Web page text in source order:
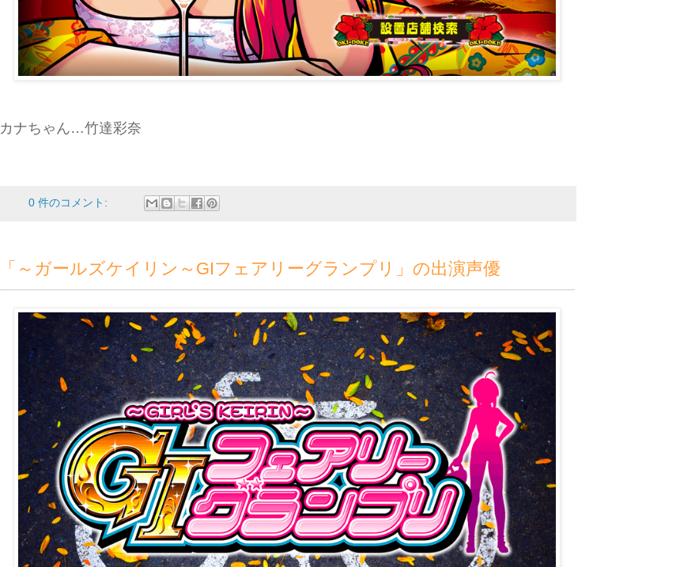
カナちゃん…竹達彩奈
0 件のコメント:
「～ガールズケイリン～GIフェアリーグランプリ」の出演声優